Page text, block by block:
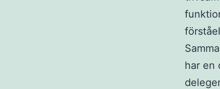
har en